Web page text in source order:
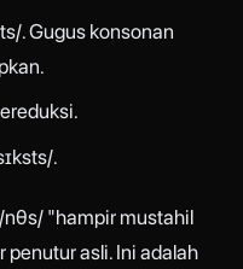
. Gugus konsonan
.
"hampir mustahil
asli. Ini adalah